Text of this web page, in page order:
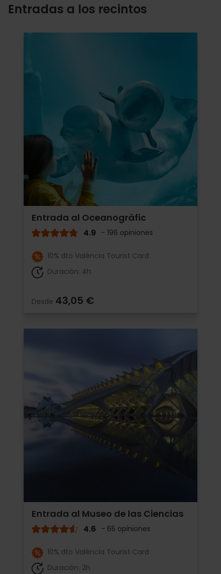
Entradas a los recintos
Entrada al Oceanogràfic
4.9 - 196 opiniones
10% dto València Tourist Card
Duración: 4h
Desde 43,05 €
Entrada al Museo de las Ciencias
4.6 - 65 opiniones
10% dto València Tourist Card
Duración: 2h